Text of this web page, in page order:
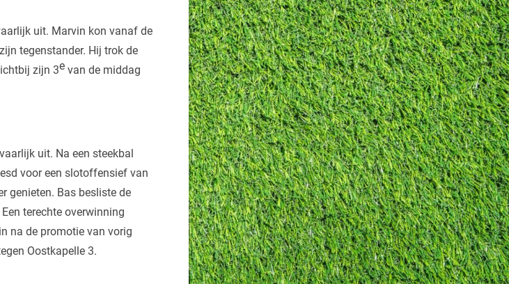
uit. Marvin kon vanaf de
tegenstander. Hij trok de
zijn 3e van de middag
uit. Na een steekbal
voor een slotoffensief van
genieten. Bas besliste de
terechte overwinning
na de promotie van vorig
Oostkapelle 3.